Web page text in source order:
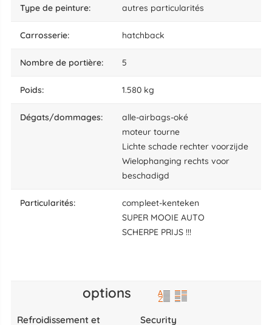
type de peinture: autres particularités
carrosserie: hatchback
nombre de portière: 5
poids: 1.580 kg
dégats/dommages:
alle-airbags-oké
moteur tourne
Lichte schade rechter voorzijde
Wielophanging rechts voor
beschadigd
particularités:
compleet-kenteken
SUPER MOOIE AUTO
SCHERPE PRIJS !!!
options
Refroidissement et
Security